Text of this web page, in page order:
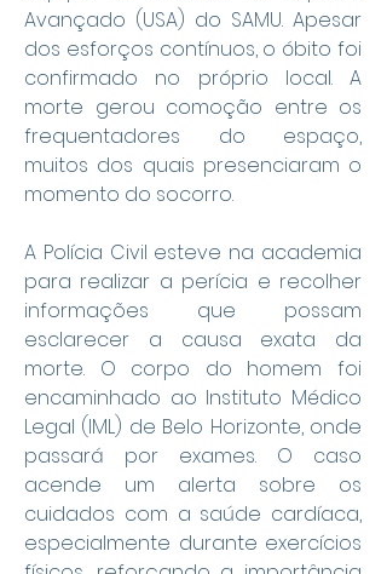
Avançado (USA) do SAMU. Apesar
dos esforços contínuos, o óbito foi
confirmado no próprio local. A
morte gerou comoção entre os
frequentadores do espaço,
muitos dos quais presenciaram o
momento do socorro.
A Polícia Civil esteve na academia
para realizar a perícia e recolher
informações que possam
esclarecer a causa exata da
morte. O corpo do homem foi
encaminhado ao Instituto Médico
Legal (IML) de Belo Horizonte, onde
passará por exames. O caso
acende um alerta sobre os
cuidados com a saúde cardíaca,
especialmente durante exercícios